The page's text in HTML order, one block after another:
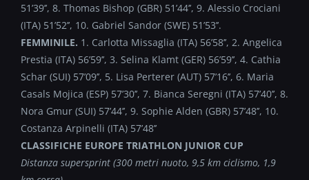
51’39’’, 8. Thomas Bishop (GBR) 51’44’’, 9. Alessio Crociani
(ITA) 51’52’’, 10. Gabriel Sandor (SWE) 51’53’’.
FEMMINILE. 1. Carlotta Missaglia (ITA) 56’58’’, 2. Angelica
Prestia (ITA) 56’59’’, 3. Selina Klamt (GER) 56’59’’, 4. Cathia
Schar (SUI) 57’09’’, 5. Lisa Perterer (AUT) 57’16’’, 6. Maria
Casals Mojica (ESP) 57’30’’, 7. Bianca Seregni (ITA) 57’40’’, 8.
Nora Gmur (SUI) 57’44’’, 9. Sophie Alden (GBR) 57’48’’, 10.
Costanza Arpinelli (ITA) 57’48’’
CLASSIFICHE EUROPE TRIATHLON JUNIOR CUP
Distanza supersprint (300 metri nuoto, 9,5 km ciclismo, 1,9